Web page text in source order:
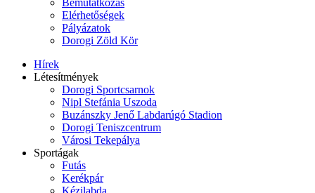
Bemutatkozás
Elérhetőségek
Pályázatok
Dorogi Zöld Kör
Hírek
Létesítmények
Dorogi Sportcsarnok
Nipl Stefánia Uszoda
Buzánszky Jenő Labdarúgó Stadion
Dorogi Teniszcentrum
Városi Tekepálya
Sportágak
Futás
Kerékpár
Kézilabda